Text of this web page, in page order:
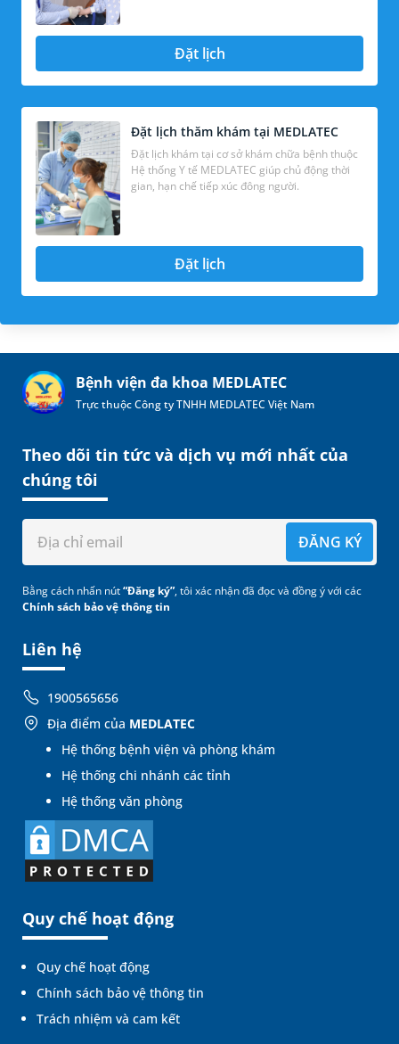
Đặt lịch
Đặt lịch thăm khám tại MEDLATEC
Đặt lịch khám tại cơ sở khám chữa bệnh thuộc
Hệ thống Y tế MEDLATEC giúp chủ động thời
gian, hạn chế tiếp xúc đông người.
Đặt lịch
Bệnh viện đa khoa MEDLATEC
Trực thuộc Công ty TNHH MEDLATEC Việt Nam
Liên hệ
1900565656
Địa điểm của MEDLATEC
Hệ thống bệnh viện và phòng khám
Hệ thống chi nhánh các tỉnh
Hệ thống văn phòng
Quy chế hoạt động
Quy chế hoạt động
Chính sách bảo vệ thông tin
Trách nhiệm và cam kết
Theo dõi tin tức và dịch vụ mới nhất của
chúng tôi
ĐĂNG KÝ
Bằng cách nhấn nút“Đăng ký”, tôi xác nhận đã đọc và đồng ý với các
Chính sách bảo vệ thông tin